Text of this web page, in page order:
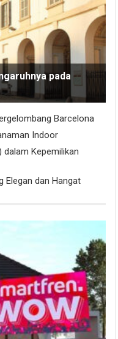
pada
Barcelona
Indoor
dalam Kepemilikan
Elegan dan Hangat